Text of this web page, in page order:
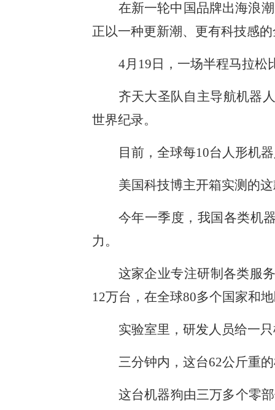
在新一轮中国品牌出海浪
正以一种更新潮、更有科技感
4月19日，一场半程马拉松
齐天大圣队自主导航机器
世界纪录。
目前，全球每10台人形机
美国科技博主开箱实测的
今年一季度，我国各类机
力。
这家企业专注研制各类服
12万台，在全球80多个国家和
实验室里，研发人员给一
三分钟内，这台62公斤重
这台机器狗由三万多个零